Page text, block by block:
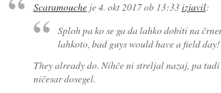
Scaramoucheje4. okt 2017 ob 13:33izjavil:
Sploh pa ko se ga da lahko dobiti na
lahkoto, bad guys would have a field day!
They already do. Nihče ni streljal nazaj, pa
ničesar dosegel.